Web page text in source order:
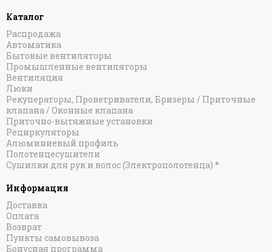
Каталог
Распродажа
Автоматика
Бытовые вентиляторы
Промышленные вентиляторы
Вентиляция
Люки
Рекуператоры, Проветриватели, Бризеры / Приточные
клапана / Оконные клапана
Приточно-вытяжные установки
Рециркуляторы
Алюминиевый профиль
Полотенцесушители
Сушилки для рук и волос (Электрополотенца) *
Информация
Доставка
Оплата
Возврат
Пункты самовывоза
Бонусная программа